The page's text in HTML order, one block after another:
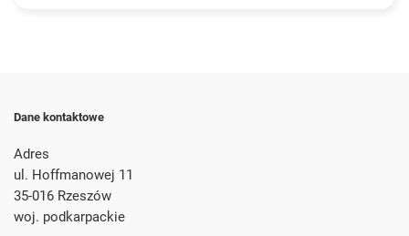
Dane kontaktowe
Adres
ul. Hoffmanowej 11
35-016 Rzeszów
woj. podkarpackie